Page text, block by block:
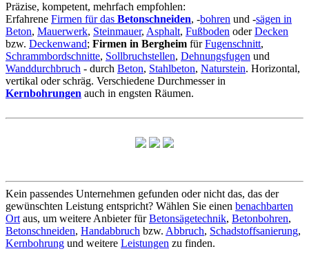
Präzise, kompetent, mehrfach empfohlen:
Erfahrene Firmen für das Betonschneiden, -bohren und -sägen in
Beton, Mauerwerk, Steinmauer, Asphalt, Fußboden oderDecken
bzw. Deckenwand; Firmen in Bergheim fürFugenschnitt,
Schrammbordschnitte, Sollbruchstellen, Dehnungsfugen und
Wanddurchbruch - durch Beton, Stahlbeton, Naturstein. Horizontal,
vertikal oder schräg. Verschiedene Durchmesser in
Kernbohrungen auch in engsten Räumen.
Kein passendes Unternehmen gefunden oder nicht das, das der
gewünschten Leistung entspricht? Wählen Sie einen benachbarten
Ort aus, um weitere Anbieter fürBetonsägetechnik, Betonbohren,
Betonschneiden, Handabbruch bzw. Abbruch, Schadstoffsanierung,
Kernbohrung und weitere Leistungen zu finden.